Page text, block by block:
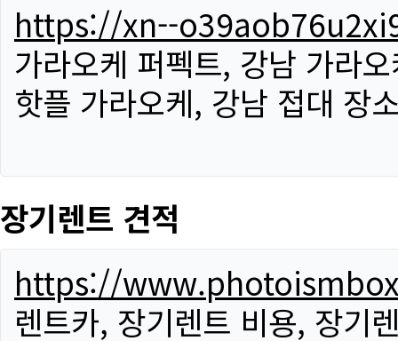
https://xn--
가라오케 퍼펙트, 강남 가라
핫플 가라오케, 강남 접대 장
장기렌트 견적
https://
렌트카, 장기렌트 비용, 장기